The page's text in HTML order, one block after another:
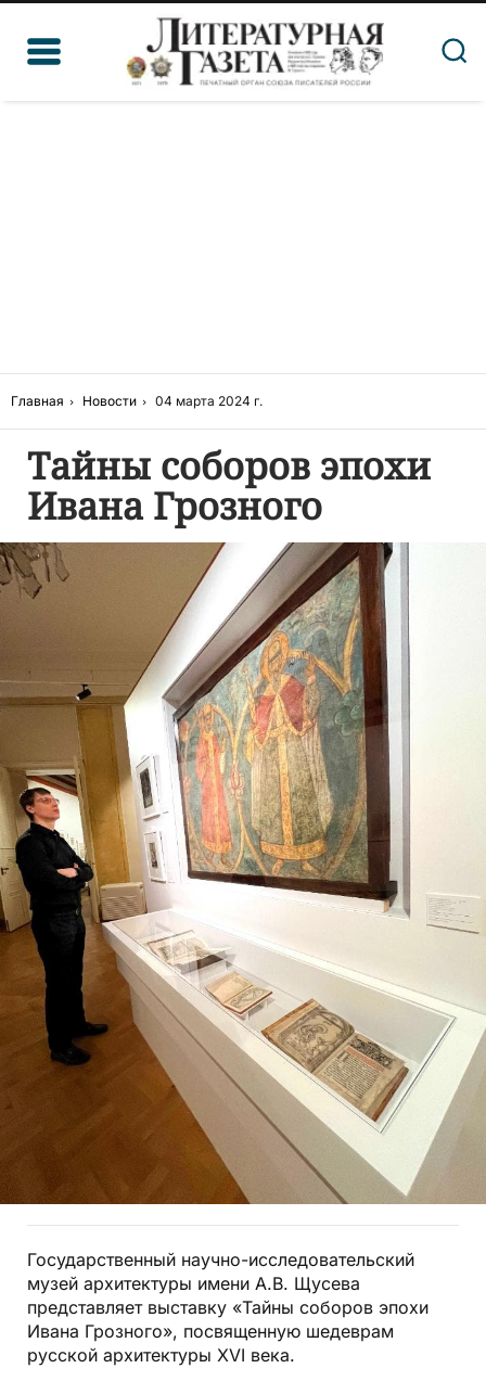
Главная Новости 04 марта 2024 г.
Тайны соборов эпохи
Ивана Грозного
Государственный научно-исследовательский
музей архитектуры имени А.В. Щусева
представляет выставку «Тайны соборов эпохи
Ивана Грозного», посвященную шедеврам
русской архитектуры XVI века.